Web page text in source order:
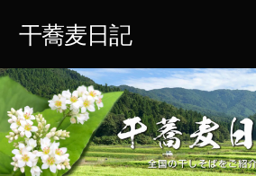
ツ
へ
ス
キ
ッ
プ
干蕎麦日記